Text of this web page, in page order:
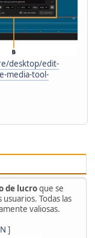
de lucroque se
usuarios. Todas las
valiosas.
]
desktop/edit-
media-tool-